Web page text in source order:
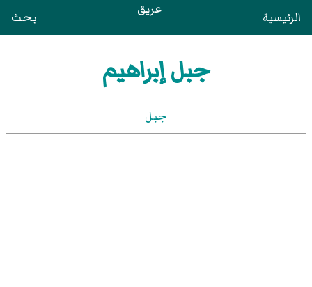
الرئيسية عريق بحث
جبل إبراهيم
جبل